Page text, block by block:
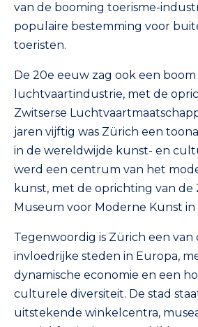
van de booming toerisme-
populaire bestemming voor
toeristen.
De 20e eeuw zag ook een boom
luchtvaartindustrie, met de
Zwitserse
jaren vijftig was Zürich een
in de wereldwijde kunst- en
werd een centrum van het
kunst, met de oprichting van de
Museum voor Moderne Kunst in
Tegenwoordig is Zürich een van
invloedrijke steden in Europa,
dynamische economie en een
culturele diversiteit. De stad
uitstekende winkelcentra,